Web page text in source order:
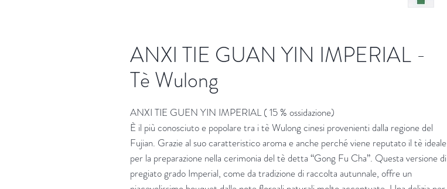
ANXI TIE GUAN YIN IMPERIAL -
Tè Wulong
ANXI TIE GUEN YIN IMPERIAL ( 15 % ossidazione)
È il più conosciuto e popolare tra i tè Wulong cinesi provenienti dalla regione del
Fujian. Grazie al suo caratteristico aroma e anche perché viene reputato il tè ideale
per la preparazione nella cerimonia del tè detta “Gong Fu Cha”. Questa versione di
pregiato grado Imperial, come da tradizione di raccolta autunnale, offre un